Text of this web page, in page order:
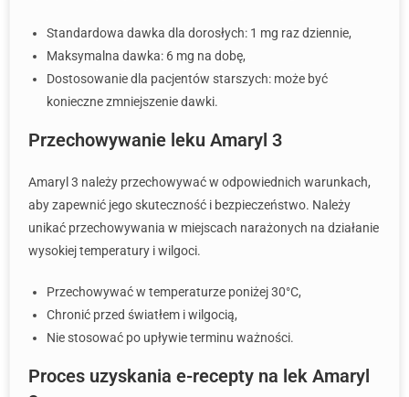
Standardowa dawka dla dorosłych: 1 mg raz dziennie,
Maksymalna dawka: 6 mg na dobę,
Dostosowanie dla pacjentów starszych: może być
konieczne zmniejszenie dawki.
Przechowywanie leku Amaryl 3
Amaryl 3 należy przechowywać w odpowiednich warunkach,
aby zapewnić jego skuteczność i bezpieczeństwo. Należy
unikać przechowywania w miejscach narażonych na działanie
wysokiej temperatury i wilgoci.
Przechowywać w temperaturze poniżej 30°C,
Chronić przed światłem i wilgocią,
Nie stosować po upływie terminu ważności.
Proces uzyskania e-recepty na lek Amaryl